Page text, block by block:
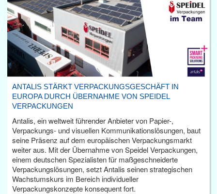
ANTALIS STÄRKT VERPACKUNGSGESCHÄFT IN
EUROPA DURCH ÜBERNAHME VON SPEIDEL
VERPACKUNGEN
Antalis, ein weltweit führender Anbieter von Papier-,
Verpackungs- und visuellen Kommunikationslösungen, baut
seine Präsenz auf dem europäischen Verpackungsmarkt
weiter aus. Mit der Übernahme von Speidel Verpackungen,
einem deutschen Spezialisten für maßgeschneiderte
Verpackungslösungen, setzt Antalis seinen strategischen
Wachstumskurs im Bereich individueller
Verpackungskonzepte konsequent fort.